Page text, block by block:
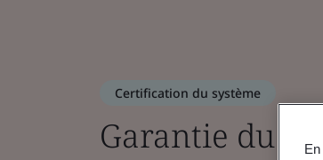
Certification du système
Garantie du